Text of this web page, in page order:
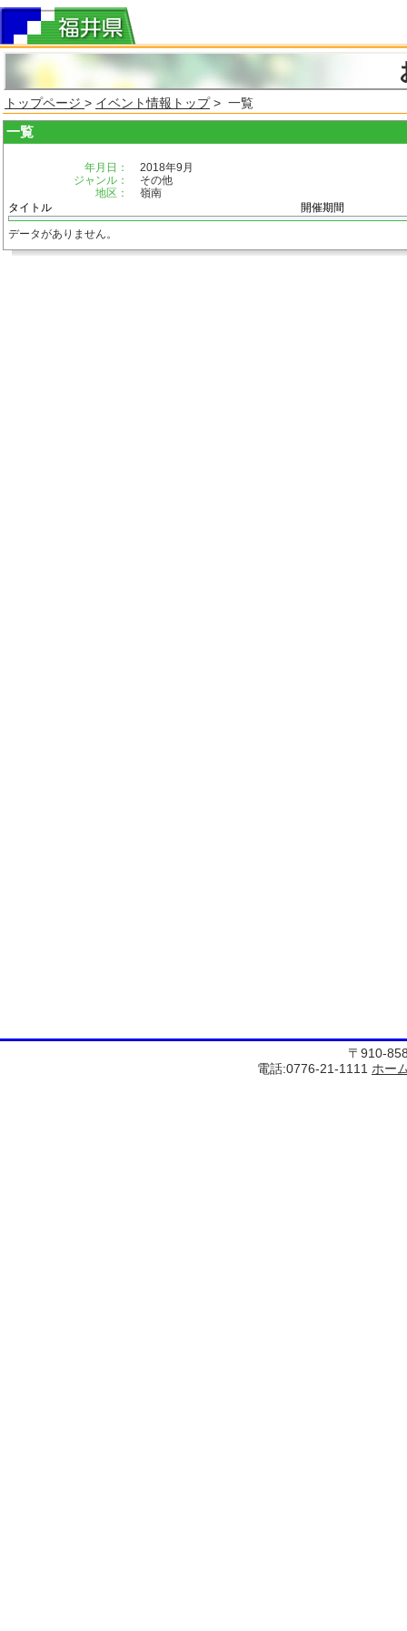
トップページ > イベント情報トップ> 一覧
一覧
年月日：
2018年9月
ジャンル：
その他
地区：
嶺南
タイトル
開催期間
データがありません。
〒910-
電話:0776-21-1111 ホー